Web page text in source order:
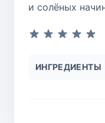
и солёных
ИНГРЕДИЕНТЫ